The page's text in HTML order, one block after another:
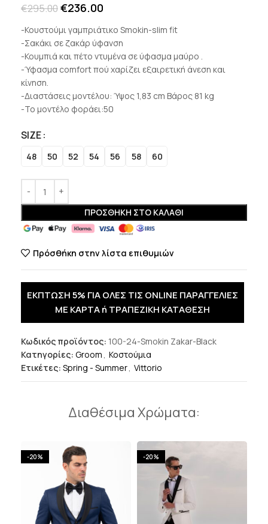
€295.00€236.00
-Κουστούμι γαμπριάτικο Smokin-slim fit
-Σακάκι σε ζακάρ ύφανση
-Κουμπιά και πέτο ντυμένα σε ύφασμα μαύρο .
-Ύφασμα comfort πού χαρίζει εξαιρετική άνεση και
κίνηση.
-Διαστάσεις μοντέλου: Ύψος 1,83 cm Βάρος 81 kg
-Το μοντέλο φοράει:50
SIZE
48 50 52 54 56 58 60
ΠΡΟΣΘΉΚΗ ΣΤΟ ΚΑΛΆΘΙ
Πρόσθήκη στην λίστα επιθυμιών
ΕΚΠΤΩΣΗ 5% ΓΙΑ ΟΛΕΣ ΤΙΣ ONLINE ΠΑΡΑΓΓΕΛΙΕΣ
ΜΕ ΚΑΡΤΑ ή ΤΡΑΠΕΖΙΚΗ ΚΑΤΑΘΕΣΗ
Κωδικός προϊόντος: 100-24-Smokin Zakar-Black
Κατηγορίες: Groom , Κοστούμια
Ετικέτες: Spring - Summer, Vittorio
Διαθέσιμα Χρώματα:
-20% -20%